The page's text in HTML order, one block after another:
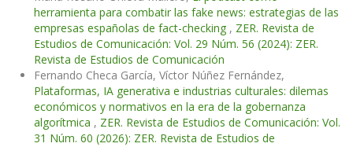
herramienta para combatir las fake news: estrategias de las
empresas españolas de fact-checking , ZER. Revista de
Estudios de Comunicación: Vol. 29 Núm. 56 (2024): ZER.
Revista de Estudios de Comunicación
Fernando Checa García, Víctor Núñez Fernández,
Plataformas, IA generativa e industrias culturales: dilemas
económicos y normativos en la era de la gobernanza
algorítmica , ZER. Revista de Estudios de Comunicación: Vol.
31 Núm. 60 (2026): ZER. Revista de Estudios de